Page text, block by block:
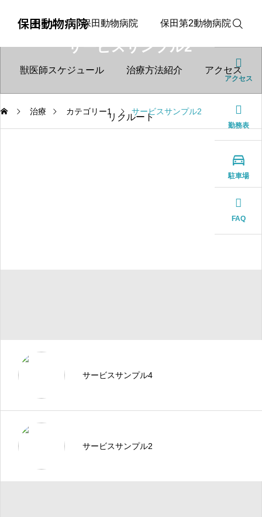
保田動物病院
ホーム 保田動物病院 保田第2動物病院
獣医師スケジュール 治療方法紹介 アクセス
リクルート
アクセス
勤務表

駐車場
FAQ
サービスサンプル2
治療 カテゴリー1 サービスサンプル2
サービスサンプル4
サービスサンプル2